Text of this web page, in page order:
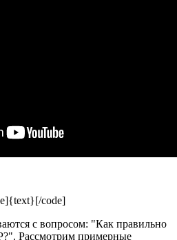
code]
с вопросом: "Как правильно
Рассмотрим примерные